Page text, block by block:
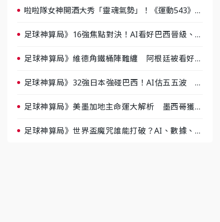
啦啦隊女神開酒大秀「靈魂氣勢」！《運動543》微
足球神算局》16強焦點對決！AI看好巴西晉級、數
足球神算局》維德角鐵桶陣難纏 阿根廷被看好下
足球神算局》32強日本強碰巴西！AI估五五波 牛
足球神算局》美墨加地主命運大解析 墨西哥獲數
足球神算局》世界盃魔咒誰能打破？AI、數據、塔